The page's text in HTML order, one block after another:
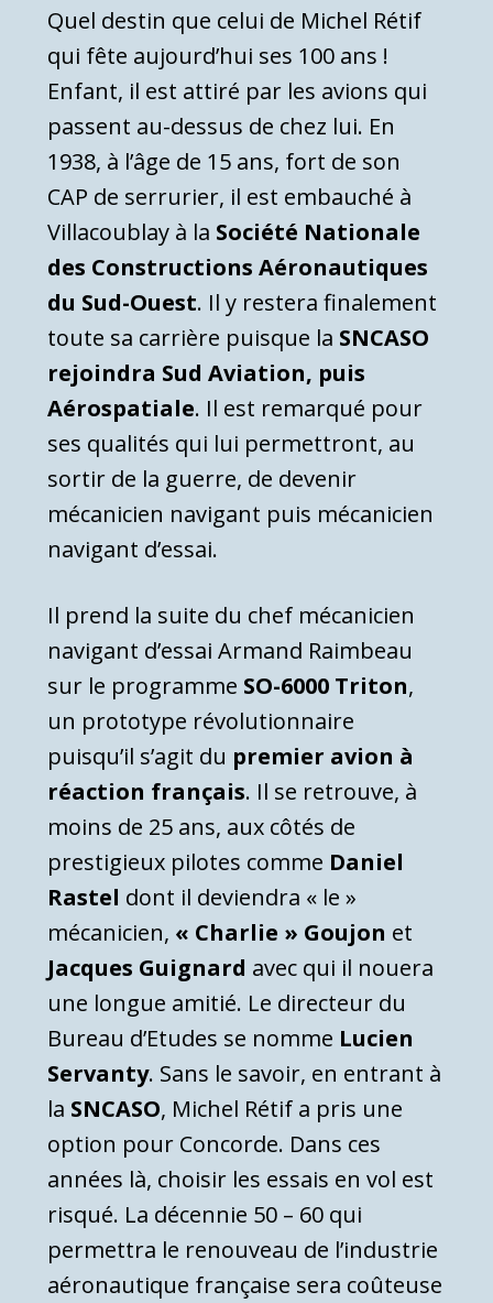
Quel destin que celui de Michel Rétif
qui fête aujourd’hui ses 100 ans !
Enfant, il est attiré par les avions qui
passent au-dessus de chez lui. En
1938, à l’âge de 15 ans, fort de son
CAP de serrurier, il est embauché à
Villacoublay à la Société Nationale
des Constructions Aéronautiques
du Sud-Ouest. Il y restera finalement
toute sa carrière puisque la SNCASO
rejoindra Sud Aviation, puis
Aérospatiale. Il est remarqué pour
ses qualités qui lui permettront, au
sortir de la guerre, de devenir
mécanicien navigant puis mécanicien
navigant d’essai.
Il prend la suite du chef mécanicien
navigant d’essai Armand Raimbeau
sur le programme SO-6000 Triton,
un prototype révolutionnaire
puisqu’il s’agit du premier avion à
réaction français. Il se retrouve, à
moins de 25 ans, aux côtés de
prestigieux pilotes comme Daniel
Rastel dont il deviendra « le »
mécanicien, « Charlie » Goujon et
Jacques Guignard avec qui il nouera
une longue amitié. Le directeur du
Bureau d’Etudes se nomme Lucien
Servanty. Sans le savoir, en entrant à
la SNCASO, Michel Rétif a pris une
option pour Concorde. Dans ces
années là, choisir les essais en vol est
risqué. La décennie 50 – 60 qui
permettra le renouveau de l’industrie
aéronautique française sera coûteuse